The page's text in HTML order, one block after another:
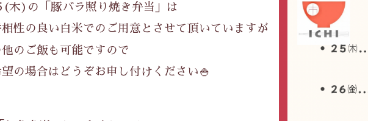
木)の「豚バラ照り焼き弁当」は
性の良い白米でのご用意とさせて頂いていますが
他のご飯も可能ですので
望の場合はどうぞお申し付けください🍚